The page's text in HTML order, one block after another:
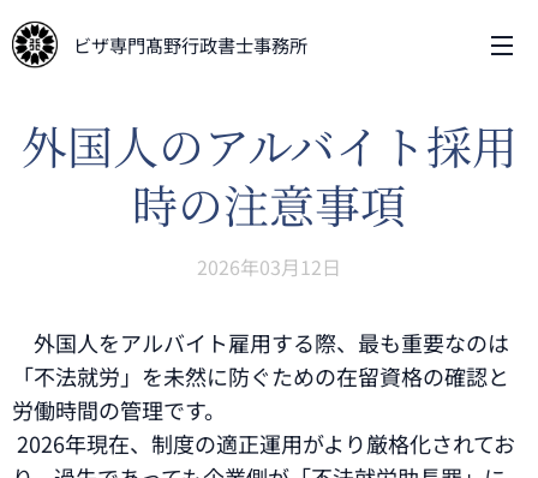
ビザ専門髙野行政書士事務所
外国人のアルバイト採用
時の注意事項
2026年03月12日
外国人をアルバイト雇用する際、最も重要なのは
「不法就労」を未然に防ぐための在留資格の確認と
労働時間の管理です。
2026年現在、制度の適正運用がより厳格化されてお